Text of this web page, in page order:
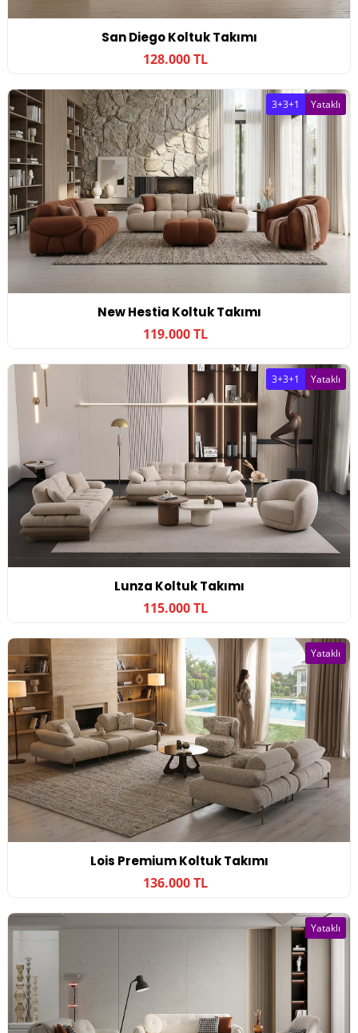
San Diego Koltuk Takımı
128.000 TL
New Hestia Koltuk Takımı
119.000 TL
3+3+1 Yataklı
Lunza Koltuk Takımı
115.000 TL
3+3+1 Yataklı
Lois Premium Koltuk Takımı
136.000 TL
Yataklı
Yataklı